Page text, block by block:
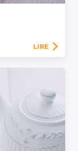
LIRE